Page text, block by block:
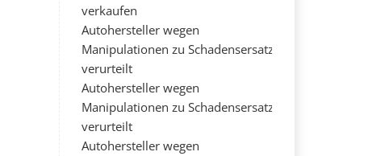
verkaufen
Autohersteller wegen
Manipulationen zu Schadensersatz
verurteilt
Autohersteller wegen
Manipulationen zu Schadensersatz
verurteilt
Autohersteller wegen